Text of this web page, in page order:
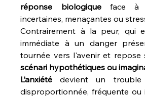
réponse biologique face à
incertaines, menaçantes ou
Contrairement à la peur, qui
immédiate à un danger
scénari hypothétiques ou
L’anxiété devient un trouble
disproportionnée, fréquente ou